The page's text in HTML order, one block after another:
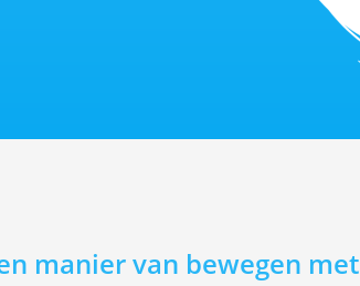
manier van bewegen met